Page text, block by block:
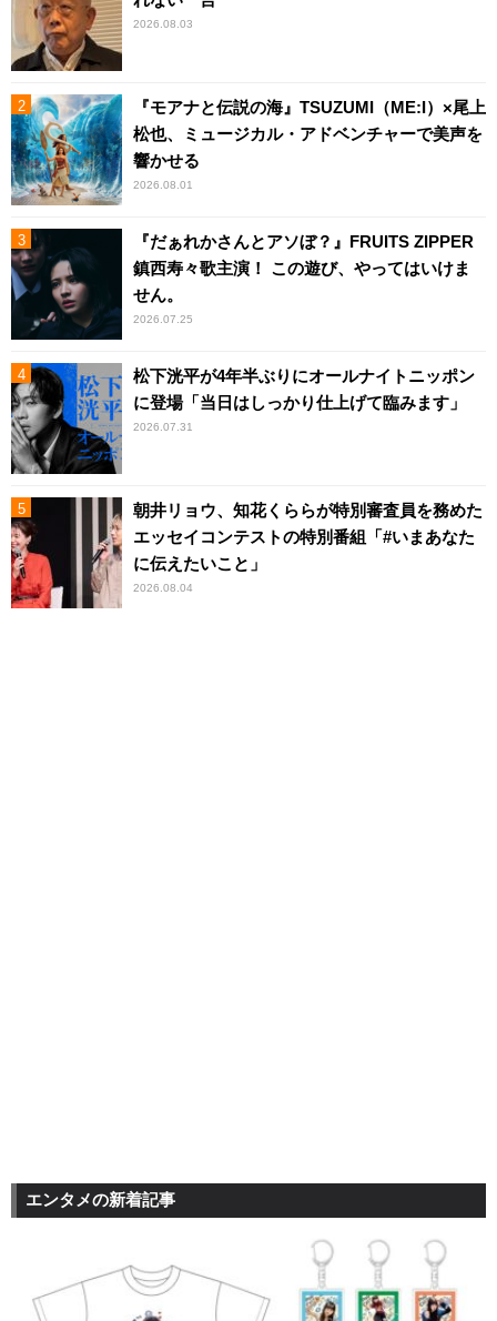
2026.08.03
『モアナと伝説の海』TSUZUMI（ME:I）×尾上
松也、ミュージカル・アドベンチャーで美声を
響かせる
2026.08.01
『だぁれかさんとアソぼ？』FRUITS ZIPPER
鎮西寿々歌主演！ この遊び、やってはいけま
せん。
2026.07.25
松下洸平が4年半ぶりにオールナイトニッポン
に登場「当日はしっかり仕上げて臨みます」
2026.07.31
朝井リョウ、知花くららが特別審査員を務めた
エッセイコンテストの特別番組「#いまあなた
に伝えたいこと」
2026.08.04
エンタメの新着記事